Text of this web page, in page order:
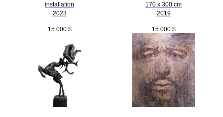
installation
2023
15 000 $
170 x 300 cm
2019
15 000 $